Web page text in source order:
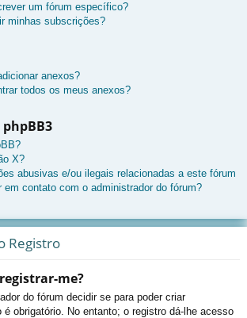
um fórum específico?
minhas subscrições?
anexos?
todos os meus anexos?
X?
abusivas e/ou ilegais relacionadas a este fórum
em contato com o administrador do fórum?
Registro
me?
do fórum decidir se para poder criar
é obrigatório. No entanto; o registro dá-lhe acesso